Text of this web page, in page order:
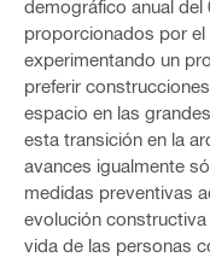
demográfico anual
proporcionados por el
experimentando un
preferir
espacio en las
esta transición en la
avances igualmente
medidas preventivas
evolución
vida de las personas